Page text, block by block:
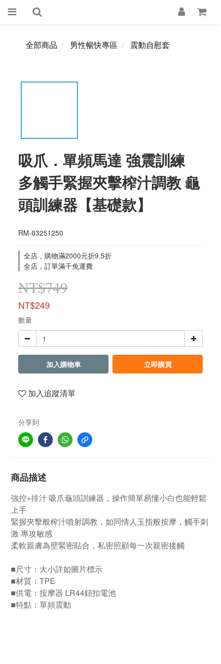
全部商品 男性暢快專區 震動自慰套
吸爪．單頻馬達 強震訓練
多觸手緊握夾擊榨汁調教 龜
頭訓練器【基礎款】
RM-03251250
全店，購物滿2000元折9.5折
全店，訂單滿千免運費
NT$749
NT$249
數量
加入購物車 立即購買
加入追蹤清單
分享到
商品描述
強控+排汁 吸爪龜頭訓練器，操作簡單易懂小白也能輕鬆
上手
緊握夾擊般榨汁噴射調教，如同情人玉指般按摩，觸手刺
激 專攻敏感
柔軟親膚為壁緊密貼合，私密照顧每一次親密接觸
■尺寸：大小詳如圖片標示
■材質：TPE
■供電：按摩器 LR44鈕扣電池
■特點：單頻震動